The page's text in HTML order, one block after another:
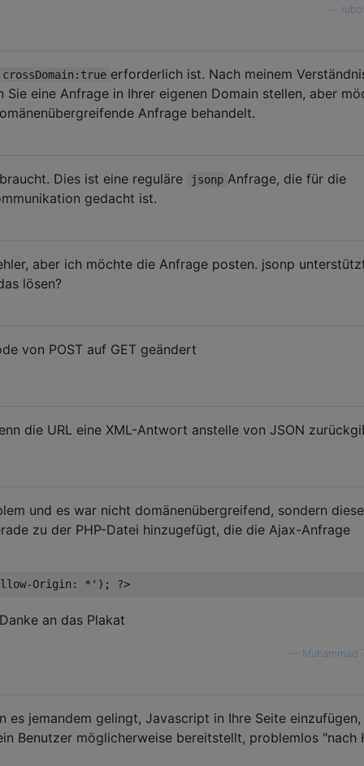
crossDomain:true erforderlich ist. Nach meinem
eine Anfrage in Ihrer eigenen Domain stellen, aber
Anfrage behandelt.
Dies ist eine reguläre jsonp Anfrage, die für die
gedacht ist.
aber ich möchte die Anfrage posten. jsonp
lösen?
von POST auf GET geändert
die URL eine XML-Antwort anstelle von JSON
und es war nicht domänenübergreifend, sondern
zu der PHP-Datei hinzugefügt, die die Ajax-Anfrage
Origin: *' ); ?>
an das Plakat
Muhammad
es jemandem gelingt, Javascript in Ihre Seite einzufügen,
Benutzer möglicherweise bereitstellt, problemlos "nach